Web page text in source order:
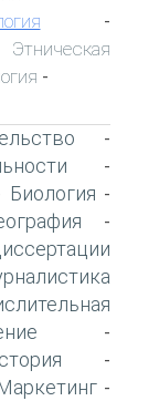
-
Этническая
-
-
-
Биология -
-
-
-
-